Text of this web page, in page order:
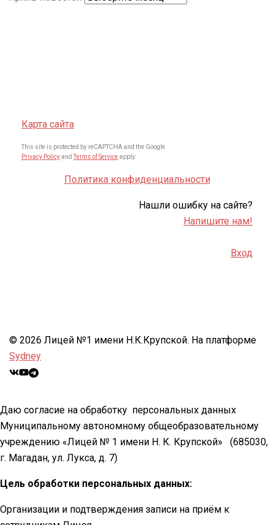
Карта сайта
This site is protected by reCAPTCHA and the Google
Privacy PolicyandTerms of Serviceapply.
Политика конфиденциальности
Нашли ошибку на сайте?
Напишите нам!
Вход
© 2026 Лицей №1 имени Н.К.Крупской. На платформе
Sydney
Даю согласие на обработку персональных данных
Муниципальному автономному общеобразовательному
учреждению «Лицей № 1 имени Н. К. Крупской»
(685030,
г. Магадан, ул. Лукса, д. 7)
Цель обработки персональных данных:
Организации и подтверждения записи на приём к